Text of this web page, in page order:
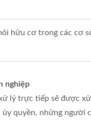
hữu cơ trong các cơ
nghiệp
lý trực tiếp sẽ được
quyền, những người